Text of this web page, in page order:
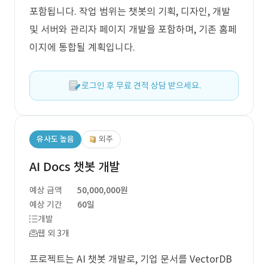
포함됩니다. 작업 범위는 챗봇의 기획, 디자인, 개발
및 서버와 관리자 페이지 개발을 포함하며, 기존 홈페
이지에 통합될 계획입니다.
로그인 후 무료 견적 상담 받으세요.
유사도 높음 외주
AI Docs 챗봇 개발
예상 금액
50,000,000원
예상 기간
60일
개발
웹 외 3개
프로젝트는 AI 챗봇 개발로, 기업 문서를 VectorDB